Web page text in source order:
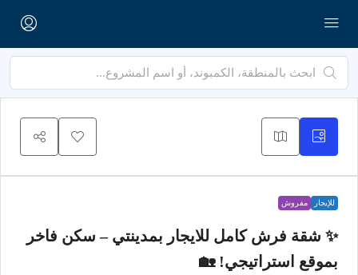
للإيجار مفروش
✨ شقة فرش كامل للايجار بمدينتي – سكن فاخر
بموقع استراتيجي! 🏡